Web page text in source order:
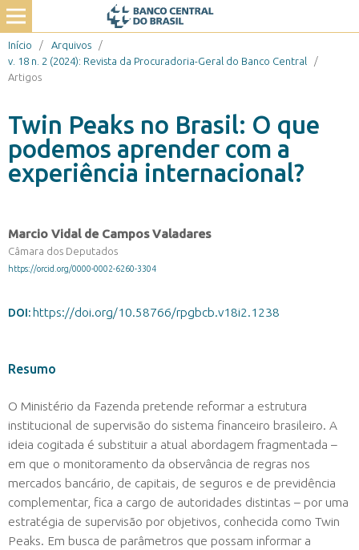
Início / Arquivos
/
v. 18 n. 2 (2024): Revista da Procuradoria-Geral do Banco Central
/
Artigos
Twin Peaks no Brasil: O que
podemos aprender com a
experiência internacional?
Marcio Vidal de Campos Valadares
Câmara dos Deputados
https://orcid.org/0000-0002-6260-3304
DOI: https://doi.org/10.58766/rpgbcb.v18i2.1238
Resumo
O Ministério da Fazenda pretende reformar a estrutura
institucional de supervisão do sistema financeiro brasileiro. A
ideia cogitada é substituir a atual abordagem fragmentada –
em que o monitoramento da observância de regras nos
mercados bancário, de capitais, de seguros e de previdência
complementar, fica a cargo de autoridades distintas – por uma
estratégia de supervisão por objetivos, conhecida como Twin
Peaks. Em busca de parâmetros que possam informar a